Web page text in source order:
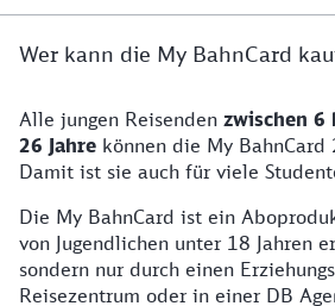
Wer kann die My BahnCard
Alle jungen Reisenden zwischen 6
26 Jahre können die My
Damit ist sie auch für viele
Die My BahnCard ist ein
von Jugendlichen unter 18 Jahren
sondern nur durch einen
Reisezentrum oder in einer DB